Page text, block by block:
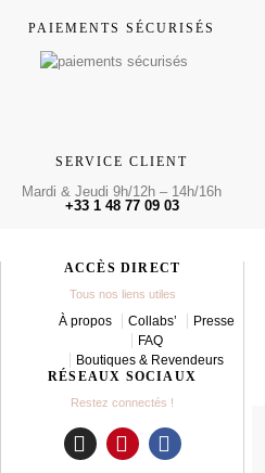
PAIEMENTS SÉCURISÉS
SERVICE CLIENT
Mardi & Jeudi 9h/12h – 14h/16h
+33 1 48 77 09 03
ACCÈS DIRECT
Tous nos liens utiles
À propos Collabs’
Presse
FAQ
Boutiques & Revendeurs
RÉSEAUX SOCIAUX
Restez connectés !
I
P
F